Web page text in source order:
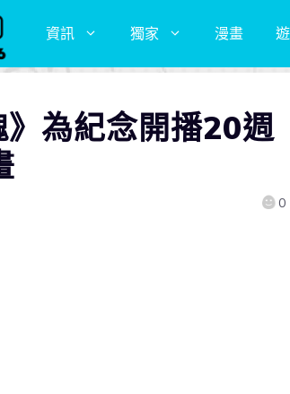
資訊 獨家 漫畫
》為紀念開播20週
0